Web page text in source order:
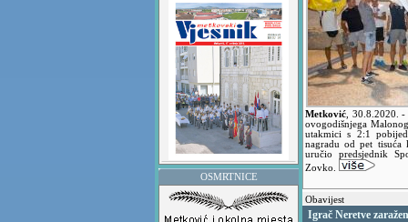
OSMRTNICE
Metković 30.8.2020.-
ovogodišnjega
utakmici s 2:1
nagradu od pet tisuća
uručio predsjednik
Zovko.
Obavijest
Igrač Neretve